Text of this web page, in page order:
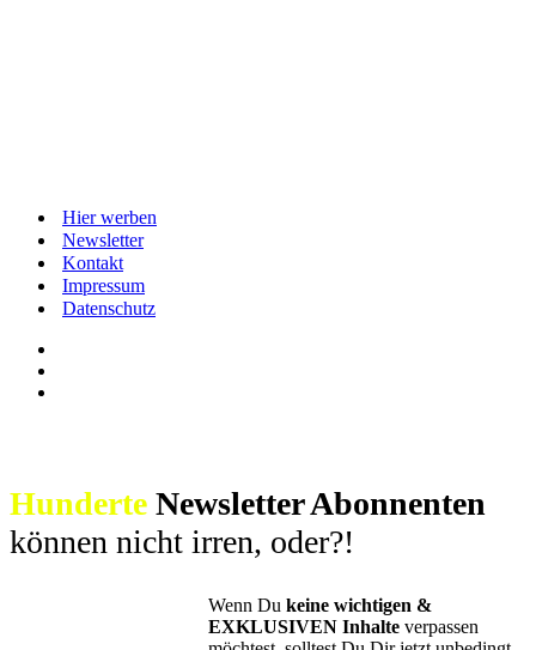
Hier werben
Newsletter
Kontakt
Impressum
Datenschutz
Hunderte Newsletter Abonnenten
können nicht irren, oder?!
Wenn Du keine wichtigen &
EXKLUSIVEN Inhalte verpassen